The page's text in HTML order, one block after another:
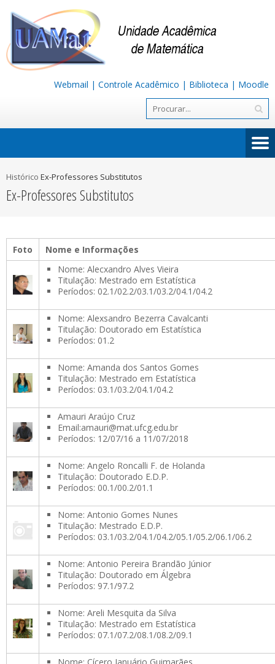
Webmail | Controle Acadêmico | Biblioteca | Moodle
Histórico Ex-Professores Substitutos
Ex-Professores Substitutos
Foto
Nome e Informações
Nome: Alecxandro Alves Vieira
Titulação: Mestrado em Estatística
Períodos: 02.1/02.2/03.1/03.2/04.1/04.2
Nome: Alexsandro Bezerra Cavalcanti
Titulação: Doutorado em Estatística
Períodos: 01.2
Nome: Amanda dos Santos Gomes
Titulação: Mestrado em Estatística
Períodos: 03.1/03.2/04.1/04.2
Amauri Araújo Cruz
Email:amauri@mat.ufcg.edu.br
Períodos: 12/07/16 a 11/07/2018
Nome: Angelo Roncalli F. de Holanda
Titulação: Doutorado E.D.P.
Períodos: 00.1/00.2/01.1
Nome: Antonio Gomes Nunes
Titulação: Mestrado E.D.P.
Períodos: 03.1/03.2/04.1/04.2/05.1/05.2/06.1/06.2
Nome: Antonio Pereira Brandão Júnior
Titulação: Doutorado em Álgebra
Períodos: 97.1/97.2
Nome: Areli Mesquita da Silva
Titulação: Mestrado em Estatística
Períodos: 07.1/07.2/08.1/08.2/09.1